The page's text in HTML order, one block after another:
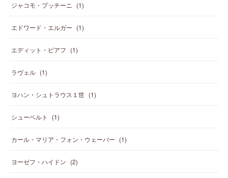
ジャコモ・プッチーニ (1)
エドワード・エルガー (1)
エディット・ピアフ (1)
ラヴェル (1)
ヨハン・シュトラウス１世 (1)
シューベルト (1)
カール・マリア・フォン・ウェーバー (1)
ヨーゼフ・ハイドン (2)